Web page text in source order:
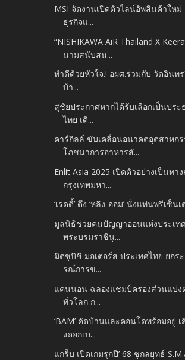
MSI จัดงานเปิดตัวไลน์อัพสินค้าใหม่
ธุรกิจแ...
“NISHIKAWA AiR Thailand X
นามสนับสน...
ทำดีด้วยหัวใจ.! อผศ.ร่วมกับ​ วัดอินท
บ้า...
สุชัยประกาศหากได้รับเลือกเป็นปร
ไทย เดิ...
คาร์กิลล์ ขับเคลื่อนอนาคตอุตสาหก
โภชนาการอาหารสั...
Enlit Asia 2025 เปิดตัวอย่างเป็นทา
กรุงเทพมหา...
‘เรดดี้’ ดึง ‘หลิง-ออม’ นั่งแท่นพรีเซ็นเ
มูลนิธิช่วยคนปัญญาอ่อนแห่งประเท
พระบรมราชินู...
มิตซูบิชิ มอเตอร์ส ประเทศไทย ยกร
รณ์การข...
แคนนอน ฉลองแชมป์ครองส่วนแบ่ง
ทั่วโลก ก...
‘BAM’ คัดบ้านและคอนโดพร้อมอยู่
งดอกเบ...
แกร็บ เปิดเกมรุกปี’ 68 ชูกลยุทธ์